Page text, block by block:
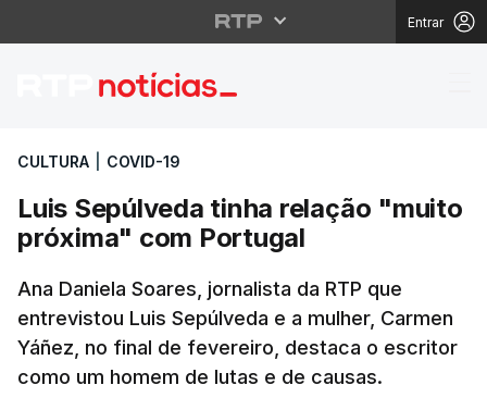
Entrar
Luis Sepúlveda tinha
CULTURA COVID-19
Luis Sepúlveda tinha relação "muito
próxima" com Portugal
Ana Daniela Soares, jornalista da RTP que
entrevistou Luis Sepúlveda e a mulher, Carmen
Yáñez, no final de fevereiro, destaca o escritor
como um homem de lutas e de causas.